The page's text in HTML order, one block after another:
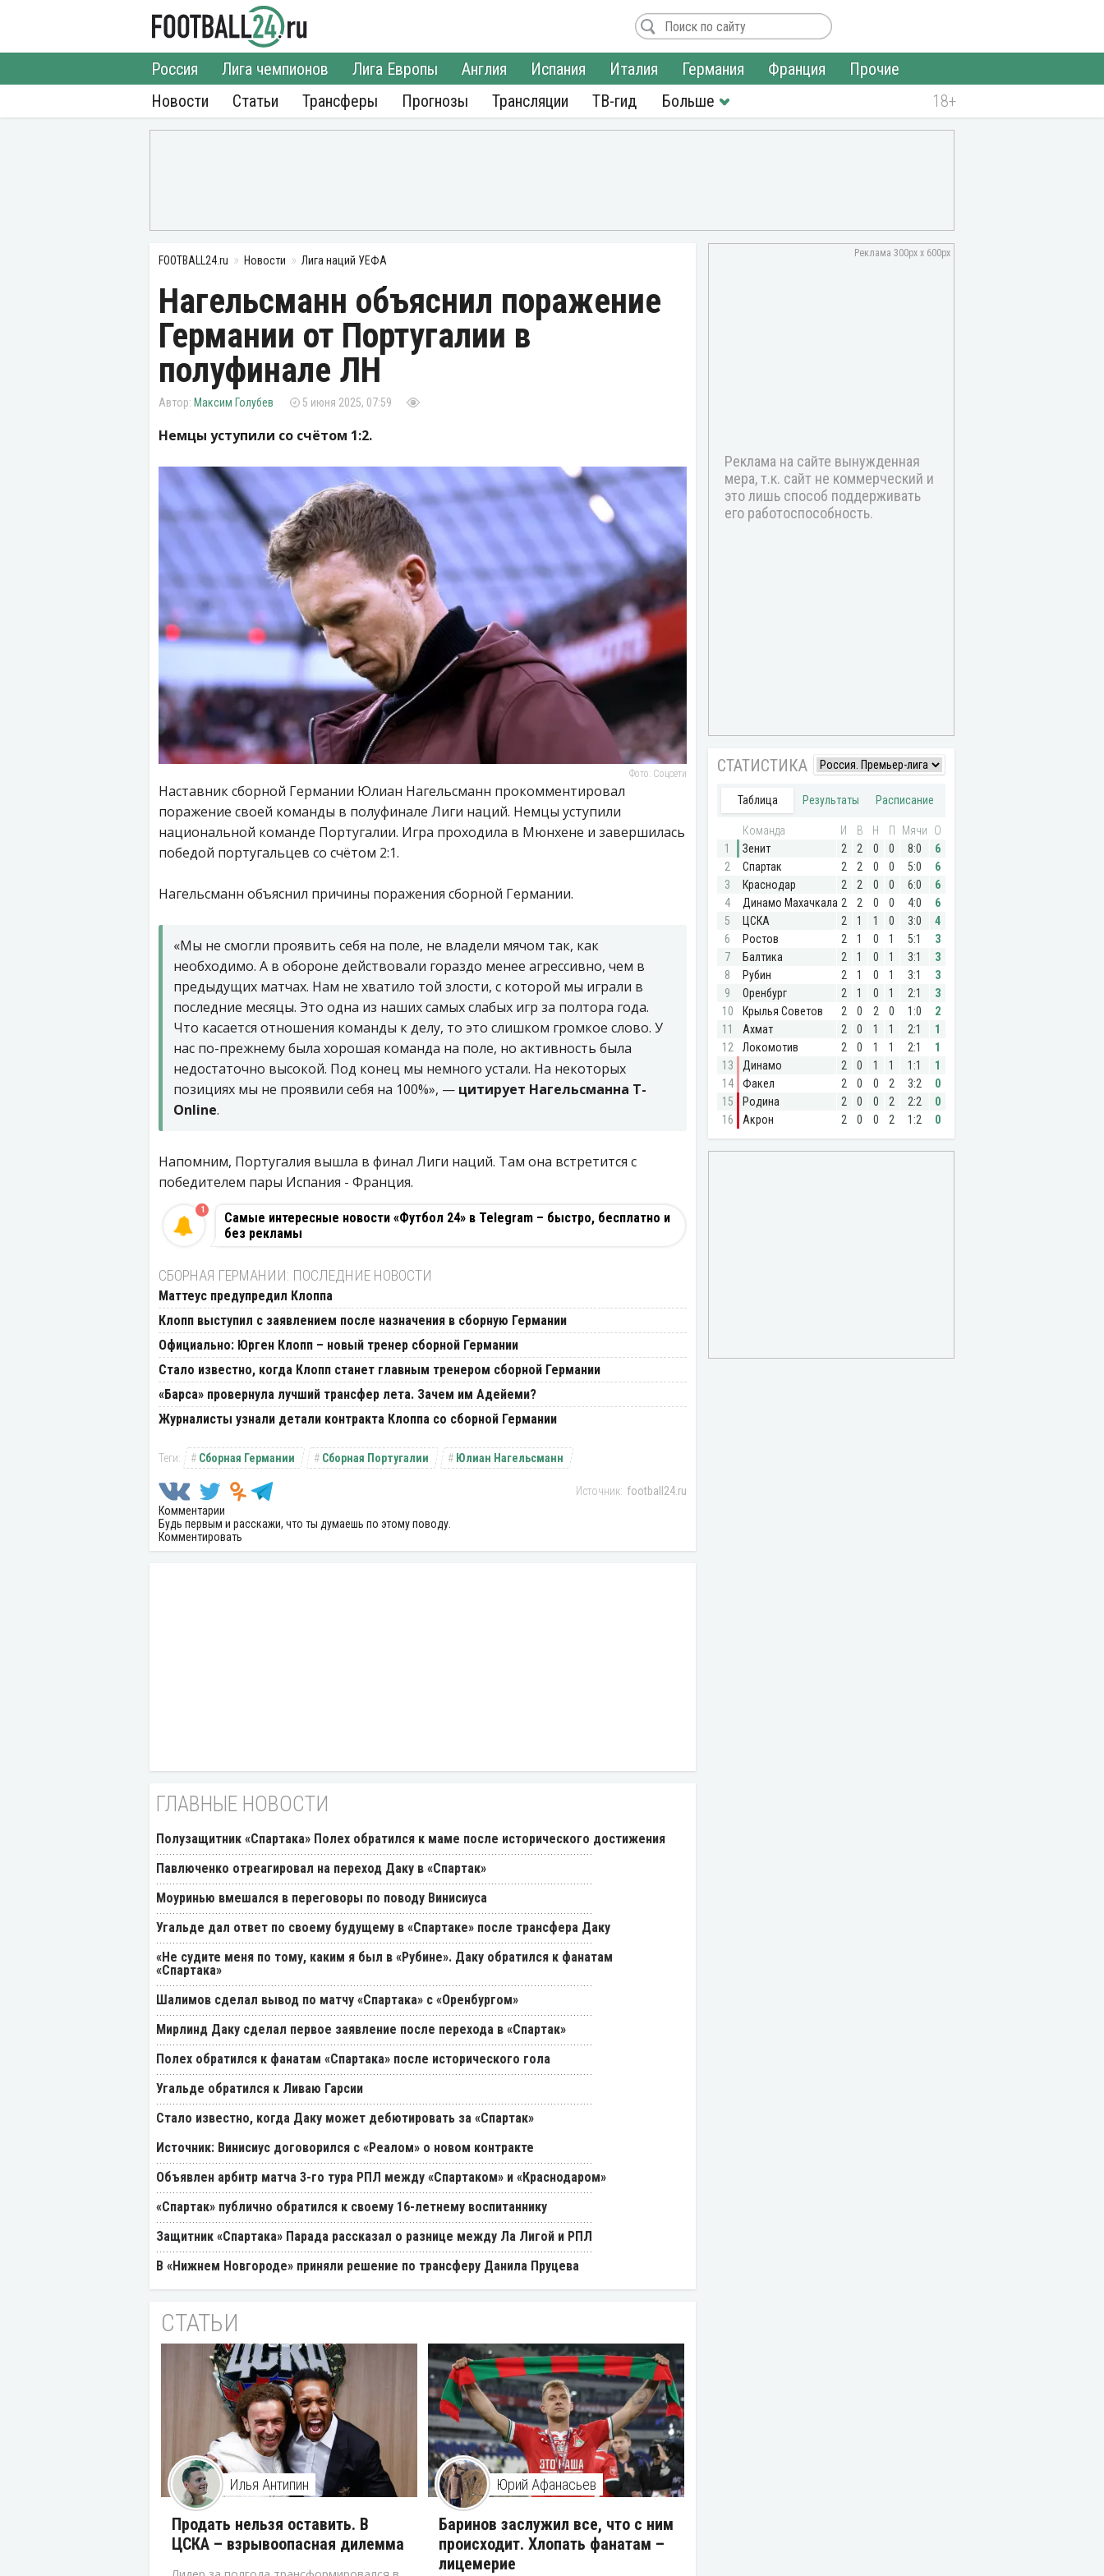
Новости
Россия Лига чемпионов Лига Европы Англия Испания Италия Германия Франция
Прочие
Статьи
Трансферы Прогнозы Трансляции ТВ-гид
FOOTBALL24.ru Новости Лига наций УЕФА
Нагельсманн объяснил поражение
Германии от Португалии в
полуфинале ЛН
Максим Голубев 5 июня 2025, 07:59
Немцы уступили со счётом 1:2.
Фото: Соцсети
Наставник сборной Германии Юлиан Нагельсманн прокомментировал
поражение своей команды в полуфинале Лиги наций. Немцы уступили
национальной команде Португалии. Игра проходила в Мюнхене и завершилась
победой португальцев со счётом 2:1.
Нагельсманн объяснил причины поражения сборной Германии.
«Мы не смогли проявить себя на поле, не владели мячом так, как
необходимо. А в обороне действовали гораздо менее агрессивно, чем в
предыдущих матчах. Нам не хватило той злости, с которой мы играли в
последние месяцы. Это одна из наших самых слабых игр за полтора года.
Что касается отношения команды к делу, то это слишком громкое слово. У
нас по-прежнему была хорошая команда на поле, но активность была
недостаточно высокой. Под конец мы немного устали. На некоторых
позициях мы не проявили себя на 100%», — цитирует Нагельсманна T-
Online.
Напомним, Португалия вышла в финал Лиги наций. Там она встретится с
победителем пары Испания - Франция.
Самые интересные новости «Футбол 24» в Telegram – быстро, бесплатно и
без рекламы
1
СБОРНАЯ ГЕРМАНИИ: ПОСЛЕДНИЕ НОВОСТИ
Маттеус предупредил Клоппа
Клопп выступил с заявлением после назначения в сборную Германии
Официально: Юрген Клопп – новый тренер сборной Германии
Стало известно, когда Клопп станет главным тренером сборной Германии
«Барса» провернула лучший трансфер лета. Зачем им Адейеми?
Журналисты узнали детали контракта Клоппа со сборной Германии
Сборная Германии Сборная Португалии Юлиан Нагельсманн
football24.ru
Комментарии
Будь первым и расскажи, что ты думаешь по этому поводу.
Комментировать
ГЛАВНЫЕ НОВОСТИ
Полузащитник «Спартака» Полех обратился к маме после исторического достижения
Павлюченко отреагировал на переход Даку в «Спартак»
Моуринью вмешался в переговоры по поводу Винисиуса
Угальде дал ответ по своему будущему в «Спартаке» после трансфера Даку
«Не судите меня по тому, каким я был в «Рубине». Даку обратился к фанатам
«Спартака»
Шалимов сделал вывод по матчу «Спартака» с «Оренбургом»
Мирлинд Даку сделал первое заявление после перехода в «Спартак»
Полех обратился к фанатам «Спартака» после исторического гола
Угальде обратился к Ливаю Гарсии
Стало известно, когда Даку может дебютировать за «Спартак»
Источник: Винисиус договорился с «Реалом» о новом контракте
Объявлен арбитр матча 3-го тура РПЛ между «Спартаком» и «Краснодаром»
«Спартак» публично обратился к своему 16-летнему воспитаннику
Защитник «Спартака» Парада рассказал о разнице между Ла Лигой и РПЛ
В «Нижнем Новгороде» приняли решение по трансферу Данила Пруцева
СТАТЬИ
Илья Антипин
Продать нельзя оставить. В
ЦСКА – взрывоопасная дилемма
Юрий Афанасьев
Баринов заслужил все, что с ним
происходит. Хлопать фанатам –
лицемерие